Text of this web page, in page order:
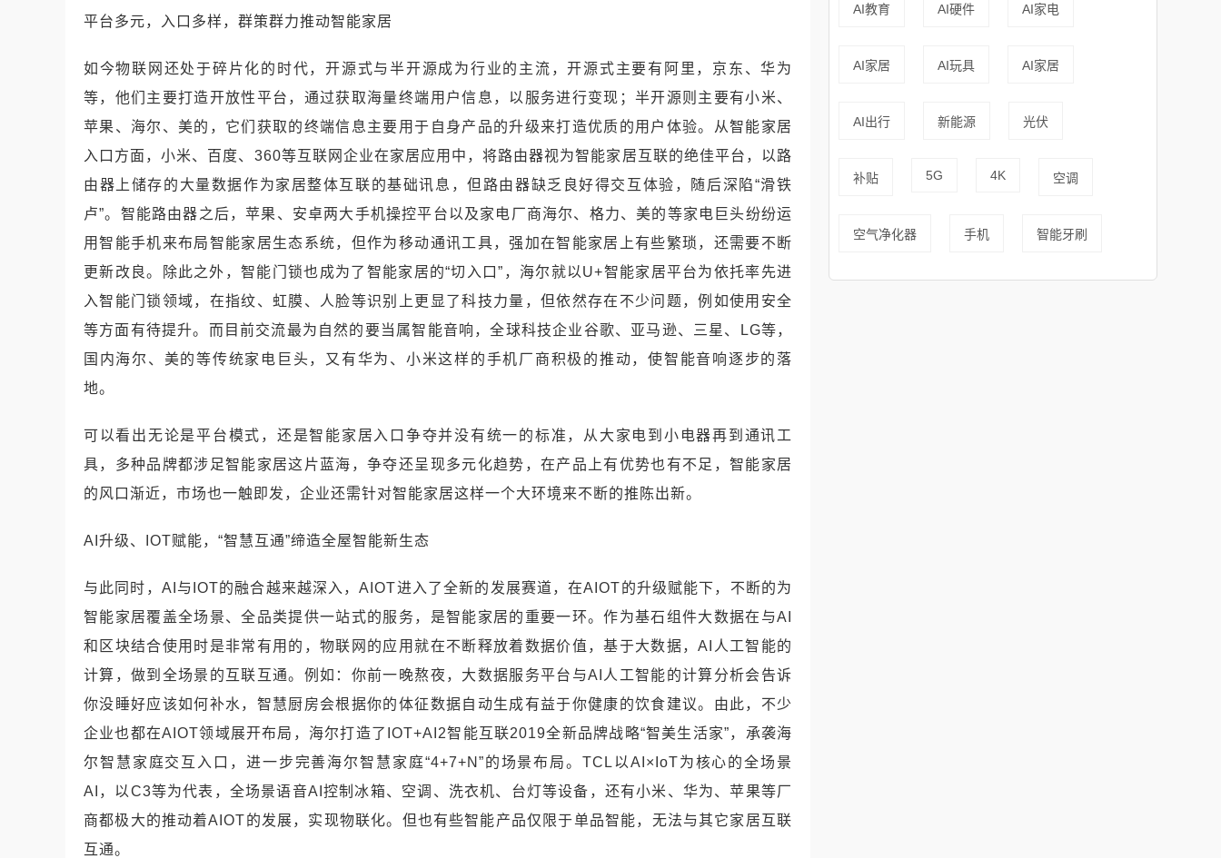
平台多元，入口多样，群策群力推动智能家居
如今物联网还处于碎片化的时代，开源式与半开源成为行业的主流，开源式主要有阿里，京东、华为
等，他们主要打造开放性平台，通过获取海量终端用户信息，以服务进行变现；半开源则主要有小米、
苹果、海尔、美的，它们获取的终端信息主要用于自身产品的升级来打造优质的用户体验。从智能家居
入口方面，小米、百度、360等互联网企业在家居应用中，将路由器视为智能家居互联的绝佳平台，以路
由器上储存的大量数据作为家居整体互联的基础讯息，但路由器缺乏良好得交互体验，随后深陷“滑铁
卢”。智能路由器之后，苹果、安卓两大手机操控平台以及家电厂商海尔、格力、美的等家电巨头纷纷运
用智能手机来布局智能家居生态系统，但作为移动通讯工具，强加在智能家居上有些繁琐，还需要不断
更新改良。除此之外，智能门锁也成为了智能家居的“切入口”，海尔就以U+智能家居平台为依托率先进
入智能门锁领域，在指纹、虹膜、人脸等识别上更显了科技力量，但依然存在不少问题，例如使用安全
等方面有待提升。而目前交流最为自然的要当属智能音响，全球科技企业谷歌、亚马逊、三星、LG等，
国内海尔、美的等传统家电巨头，又有华为、小米这样的手机厂商积极的推动，使智能音响逐步的落
地。
可以看出无论是平台模式，还是智能家居入口争夺并没有统一的标准，从大家电到小电器再到通讯工
具，多种品牌都涉足智能家居这片蓝海，争夺还呈现多元化趋势，在产品上有优势也有不足，智能家居
的风口渐近，市场也一触即发，企业还需针对智能家居这样一个大环境来不断的推陈出新。
AI升级、IOT赋能，“智慧互通”缔造全屋智能新生态
与此同时，AI与IOT的融合越来越深入，AIOT进入了全新的发展赛道，在AIOT的升级赋能下，不断的为
智能家居覆盖全场景、全品类提供一站式的服务，是智能家居的重要一环。作为基石组件大数据在与AI
和区块结合使用时是非常有用的，物联网的应用就在不断释放着数据价值，基于大数据，AI人工智能的
计算，做到全场景的互联互通。例如：你前一晚熬夜，大数据服务平台与AI人工智能的计算分析会告诉
你没睡好应该如何补水，智慧厨房会根据你的体征数据自动生成有益于你健康的饮食建议。由此，不少
企业也都在AIOT领域展开布局，海尔打造了IOT+AI2智能互联2019全新品牌战略“智美生活家”，承袭海
尔智慧家庭交互入口，进一步完善海尔智慧家庭“4+7+N”的场景布局。TCL以AI×IoT为核心的全场景
AI，以C3等为代表，全场景语音AI控制冰箱、空调、洗衣机、台灯等设备，还有小米、华为、苹果等厂
商都极大的推动着AIOT的发展，实现物联化。但也有些智能产品仅限于单品智能，无法与其它家居互联
互通。
AI教育 AI硬件 AI家电
AI家居 AI玩具 AI家居
AI出行 新能源 光伏
补贴 5G 4K 空调
空气净化器 手机 智能牙刷